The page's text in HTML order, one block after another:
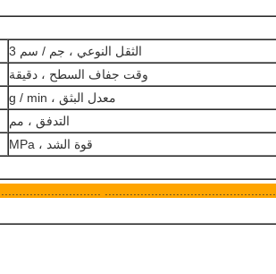
الثقل النوعي ، جم / سم 3
وقت جفاف السطح ، دقيقة
معدل البثق ، g / min
التدفق ، مم
قوة الشد ، MPa